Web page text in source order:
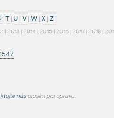
|T | U |V |W |X |Z |
| 2013| 2014| 2015 | 2016| 2017| 2018|
1547
násprosím pro opravu.